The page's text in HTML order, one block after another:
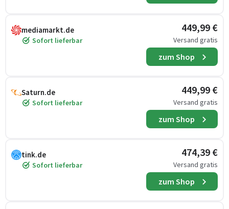
mediamarkt.de
Sofort lieferbar
449,99 €
Versand gratis
zum Shop
Saturn.de
Sofort lieferbar
449,99 €
Versand gratis
zum Shop
tink.de
Sofort lieferbar
474,39 €
Versand gratis
zum Shop